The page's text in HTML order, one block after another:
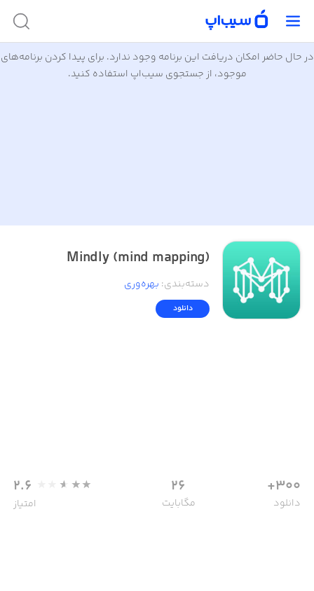
در حال حاضر امکان دریافت این برنامه وجود ندارد. برای پیدا کردن برنامه‌های
موجود، از جستجوی سیب‌اپ استفاده کنید.
Mindly (mind mapping)
دسته‌بندی: بهره‌وری
دانلود
300+
دانلود
26
مگابایت
2.6
امتیاز